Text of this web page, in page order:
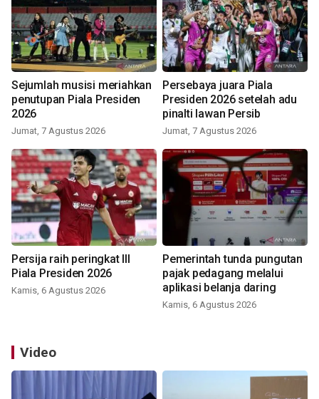
Sejumlah musisi meriahkan
penutupan Piala Presiden
2026
Jumat, 7 Agustus 2026
Persebaya juara Piala
Presiden 2026 setelah adu
pinalti lawan Persib
Jumat, 7 Agustus 2026
Persija raih peringkat III
Piala Presiden 2026
Kamis, 6 Agustus 2026
Pemerintah tunda pungutan
pajak pedagang melalui
aplikasi belanja daring
Kamis, 6 Agustus 2026
Video